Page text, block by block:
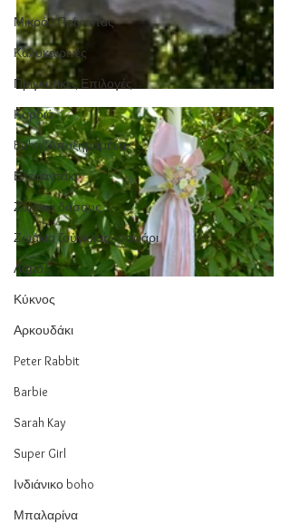
Μικρός Πρίγκιπας
Καλοκαιρινές
Πριγκιπικές Επιλογές
Καρδιά
Boho /Αποξηραμένα
Ελεφαντάκι
Ζωάκια δάσους
Ζωάκια ζούγκλας - σαφάρι
Λάμα
Κύκνος
Αρκουδάκι
Peter Rabbit
Barbie
Sarah Kay
Super Girl
Ινδιάνικο boho
Μπαλαρίνα